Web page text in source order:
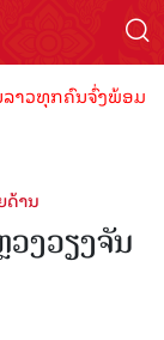
ທຸກຄົນຈົ່ງພ້ອມເປັ
ດ້ານ
ງວຽງຈັນ